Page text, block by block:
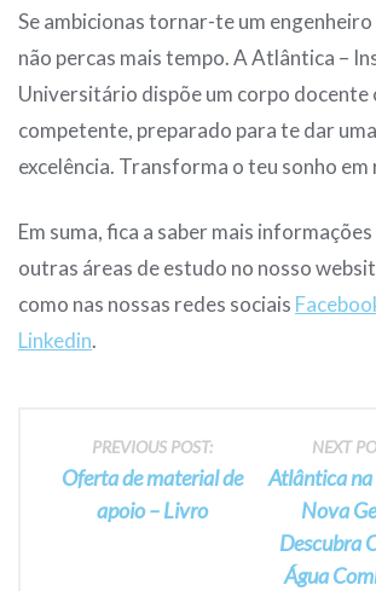
Se ambicionas tornar-te um
não percas mais tempo. A Atlântica –
Universitário dispõe um corpo docente
competente, preparado para te dar
excelência. Transforma o teu sonho
Em suma, fica a saber mais
outras áreas de estudo no nosso
como nas nossas redes sociais
Linkedin.
Post
navigation
PREVIOUS POST:
Oferta de material de
apoio – Livro
NEXT
Atlântica
Nova
Descubra
Água